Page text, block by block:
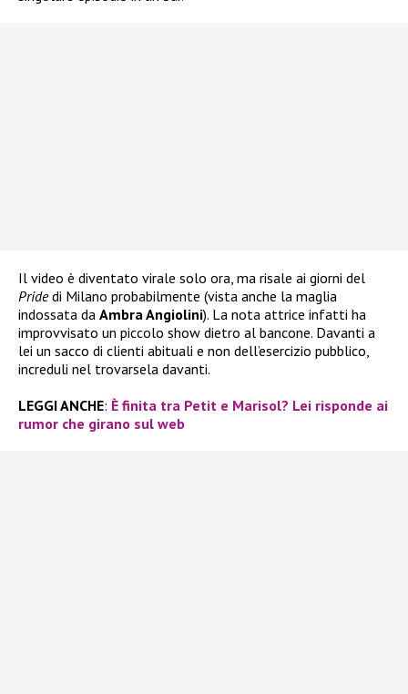
Il video è diventato virale solo ora, ma risale ai giorni del
Pridedi Milano probabilmente (vista anche la maglia
indossata da Ambra Angiolini). La nota attrice infatti ha
improvvisato un piccolo show dietro al bancone. Davanti a
lei un sacco di clienti abituali e non dell’esercizio pubblico,
increduli nel trovarsela davanti.
LEGGI ANCHE: È finita tra Petit e Marisol? Lei risponde ai
rumor che girano sul web